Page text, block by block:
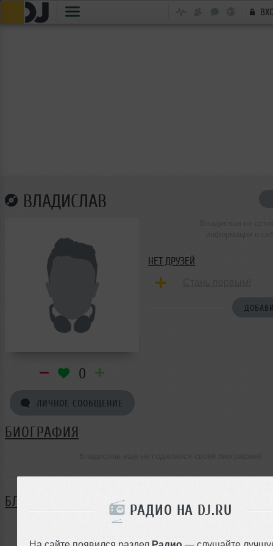
РАДИО НА DJ.RU
На сайте появился раздел Радио — слушайте
ВЛАДИСЛАВ
0
ЛИЧНОЕ СООБЩЕНИЕ
НЕТ ДРУЗЕЙ
БИОГРАФИЯ
БЛОГ